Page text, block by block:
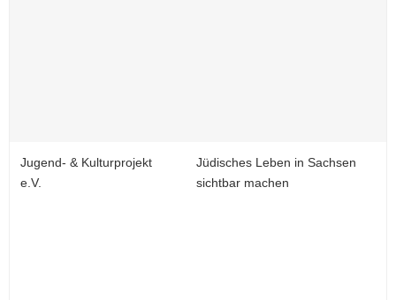
Jugend- & Kulturprojekt
e.V.
Jüdisches Leben in Sachsen
sichtbar machen